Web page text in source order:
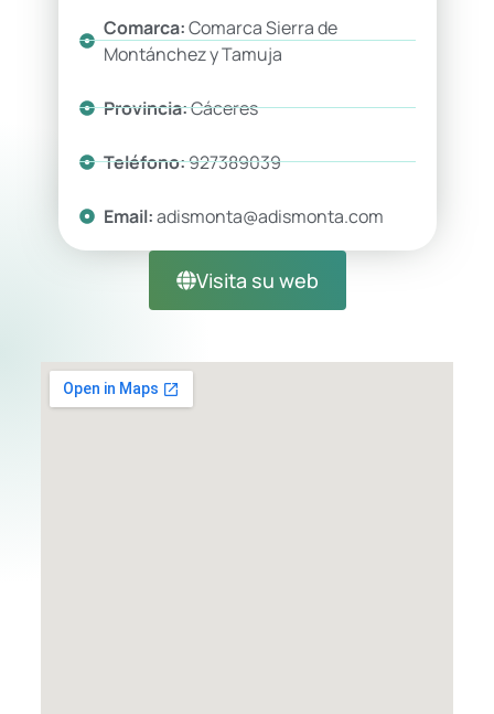
Comarca:Comarca Sierra de
Montánchez y Tamuja
Provincia:Cáceres
Teléfono:927389039
Email:adismonta@adismonta.com
Visita su web